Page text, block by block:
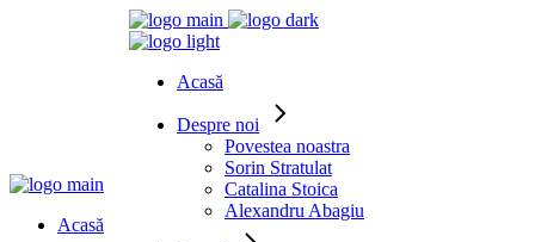
Acasă
Despre noi
Povestea noastra
Sorin Stratulat
Catalina Stoica
Alexandru Abagiu
Acasă